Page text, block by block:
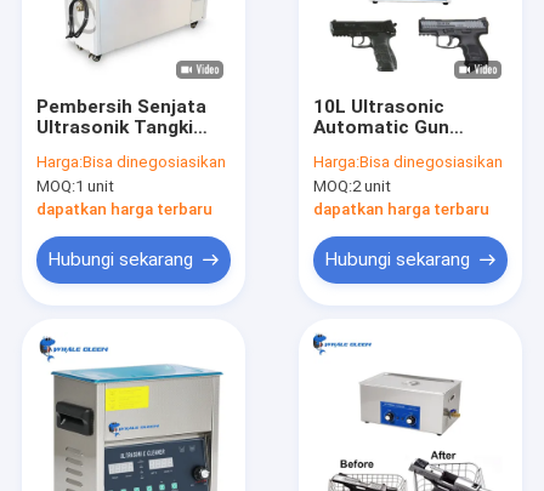
Pembersih Senjata
Ultrasonik Tangki
Membersihkan
Senjata / Senapan
Harga:Bisa dinegosiasikan
MOQ:1 unit
dapatkan harga terbaru
Hubungi sekarang
10L Ultrasonic
Automatic Gun
Pemanas 800W
Harga:Bisa dinegosiasikan
MOQ:2 unit
dapatkan harga terbaru
Hubungi sekarang